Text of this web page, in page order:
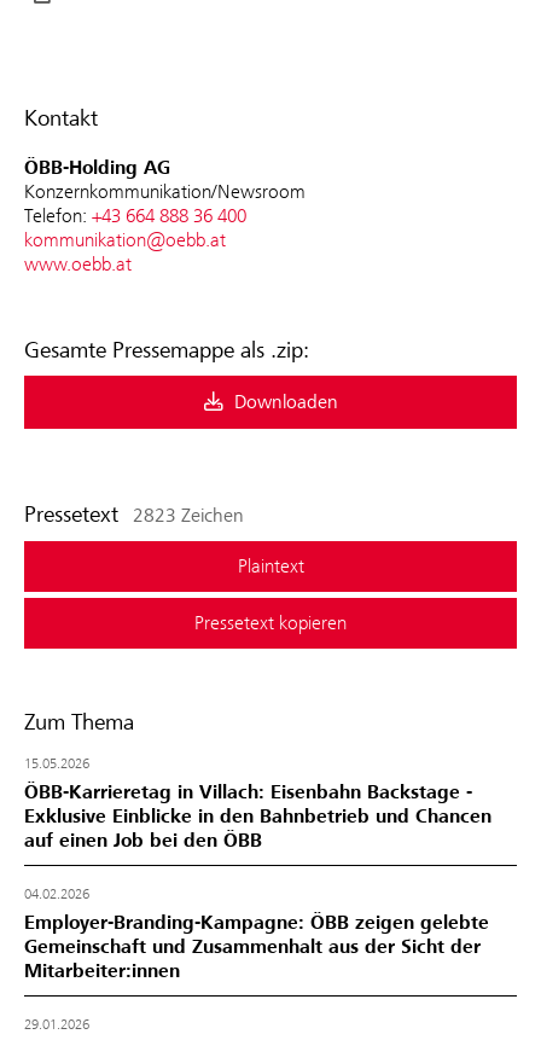
Kontakt
ÖBB-Holding AG
Konzernkommunikation/Newsroom
Telefon: +43 664 888 36 400
kommunikation@oebb.at
www.oebb.at
Gesamte Pressemappe als .zip:
Downloaden
Pressetext 2823 Zeichen
Plaintext
Pressetext kopieren
Zum Thema
15.05.2026
ÖBB-Karrieretag in Villach: Eisenbahn Backstage -
Exklusive Einblicke in den Bahnbetrieb und Chancen
auf einen Job bei den ÖBB
04.02.2026
Employer-Branding-Kampagne: ÖBB zeigen gelebte
Gemeinschaft und Zusammenhalt aus der Sicht der
Mitarbeiter:innen
29.01.2026